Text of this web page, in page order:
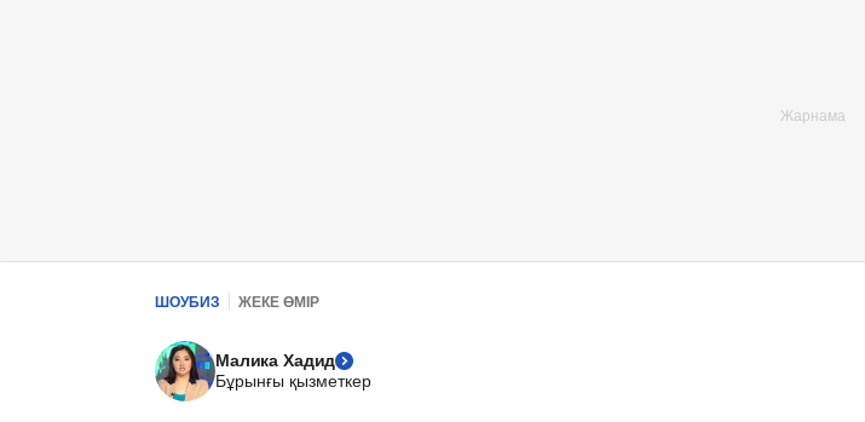
ШОУБИЗ ЖЕКЕ ӨМІР
Малика Хадид
Бұрынғы қызметкер